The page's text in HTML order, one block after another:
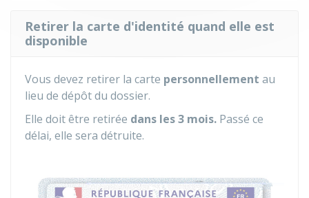
Retirer la carte d'identité quand elle est
disponible
Vous devez retirer la carte personnellement au
lieu de dépôt du dossier.
Elle doit être retirée dans les 3 mois. Passé ce
délai, elle sera détruite.